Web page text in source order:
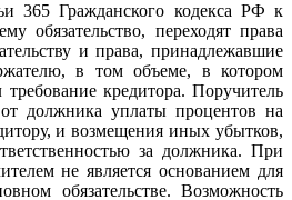
365 Гражданского кодекса РФ к
обязательство, переходят права
и права, принадлежавшие
в том объеме, в котором
требование кредитора. Поручитель
должника уплаты процентов на
и возмещения иных убытков,
за должника. При
не является основанием для
обязательстве. Возможность